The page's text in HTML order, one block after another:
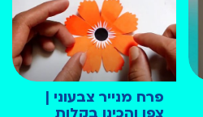
פרח מנייר צבעוני |